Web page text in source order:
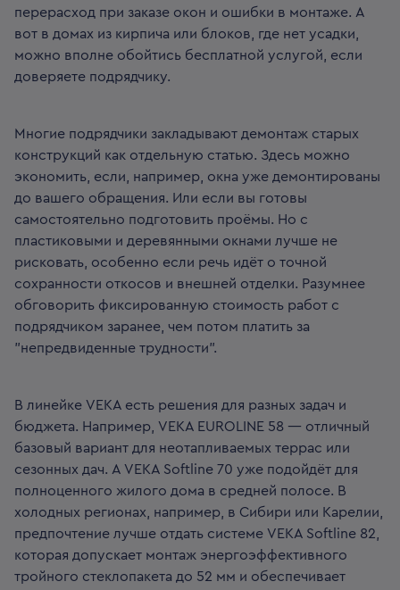
перерасход при заказе окон и ошибки в монтаже. А
вот в домах из кирпича или блоков, где нет усадки,
можно вполне обойтись бесплатной услугой, если
доверяете подрядчику.
Многие подрядчики закладывают демонтаж старых
конструкций как отдельную статью. Здесь можно
экономить, если, например, окна уже демонтированы
до вашего обращения. Или если вы готовы
самостоятельно подготовить проёмы. Но с
пластиковыми и деревянными окнами лучше не
рисковать, особенно если речь идёт о точной
сохранности откосов и внешней отделки. Разумнее
обговорить фиксированную стоимость работ с
подрядчиком заранее, чем потом платить за
"непредвиденные трудности".
В линейке VEKA есть решения для разных задач и
бюджета. Например, VEKA EUROLINE 58 — отличный
базовый вариант для неотапливаемых террас или
сезонных дач. А VEKA Softline 70 уже подойдёт для
полноценного жилого дома в средней полосе. В
холодных регионах, например, в Сибири или Карелии,
предпочтение лучше отдать системе VEKA Softline 82,
которая допускает монтаж энергоэффективного
тройного стеклопакета до 52 мм и обеспечивает